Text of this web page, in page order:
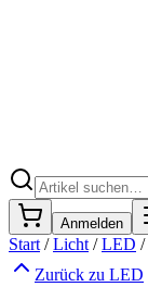
Anmelden
Start /Licht /LED /
Zurück zu LED